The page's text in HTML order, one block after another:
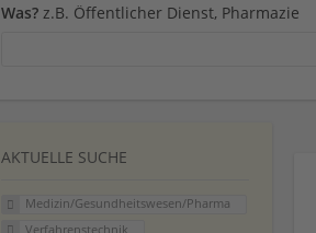
Was? z.B. Öffentlicher Dienst, Pharmazie
AKTUELLE SUCHE
Medizin/Gesundheitswesen/Pharma
Verfahrenstechnik